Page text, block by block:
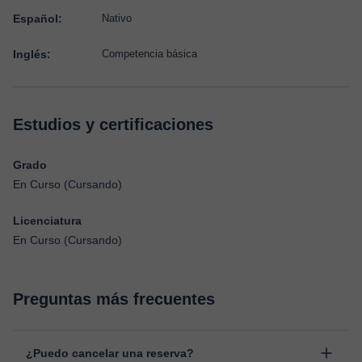
Español: Nativo
Inglés: Competencia básica
Estudios y certificaciones
Grado
En Curso (Cursando)
Licenciatura
En Curso (Cursando)
Preguntas más frecuentes
¿Puedo cancelar una reserva?